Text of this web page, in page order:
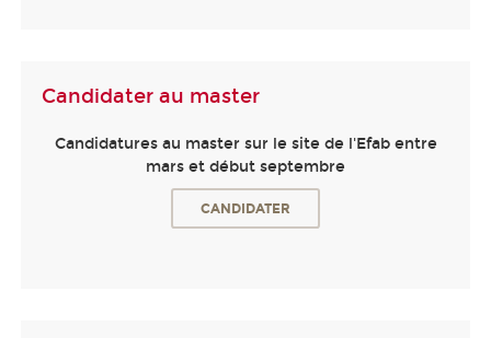
Candidater au master
Candidatures au master sur le site de l'Efab entre
mars et début septembre
CANDIDATER